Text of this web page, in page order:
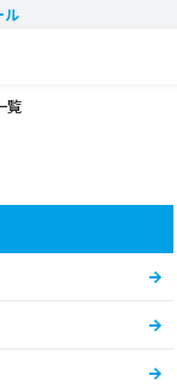
ル
覧